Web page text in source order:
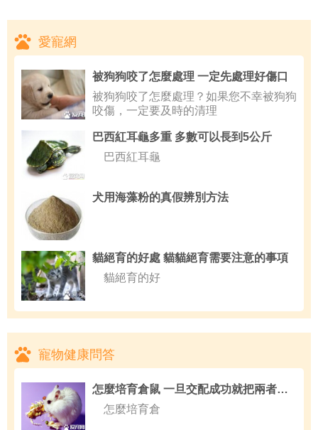
愛寵網
被狗狗咬了怎麼處理 一定先處理好傷口
被狗狗咬了怎麼處理？如果您不幸被狗狗
咬傷，一定要及時的清理
巴西紅耳龜多重 多數可以長到5公斤
巴西紅耳龜
犬用海藻粉的真假辨別方法
貓絕育的好處 貓貓絕育需要注意的事項
貓絕育的好
寵物健康問答
怎麼培育倉鼠 一旦交配成功就把兩者分離
怎麼培育倉